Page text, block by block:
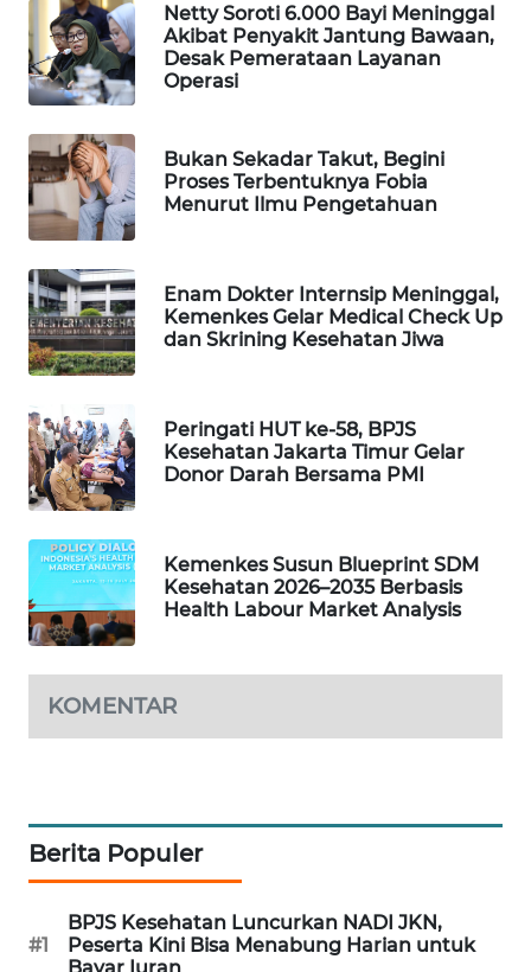
Netty Soroti 6.000 Bayi Meninggal
Akibat Penyakit Jantung Bawaan,
Desak Pemerataan Layanan
Operasi
Bukan Sekadar Takut, Begini
Proses Terbentuknya Fobia
Menurut Ilmu Pengetahuan
Enam Dokter Internsip Meninggal,
Kemenkes Gelar Medical Check Up
dan Skrining Kesehatan Jiwa
Peringati HUT ke-58, BPJS
Kesehatan Jakarta Timur Gelar
Donor Darah Bersama PMI
Kemenkes Susun Blueprint SDM
Kesehatan 2026–2035 Berbasis
Health Labour Market Analysis
KOMENTAR
Berita Populer
#1
BPJS Kesehatan Luncurkan NADI JKN,
Peserta Kini Bisa Menabung Harian untuk
WAHANANEWS
CO ID
WAHANANEWS
WAHANA
SPORT
WAHANA
UMKM
WAHANA
WAHANA
PERSONA
WAHANA
OTOMOTIF
WAHANA
HEALTH
WAHANA
DESA
LAPAK
WAHANA
Network